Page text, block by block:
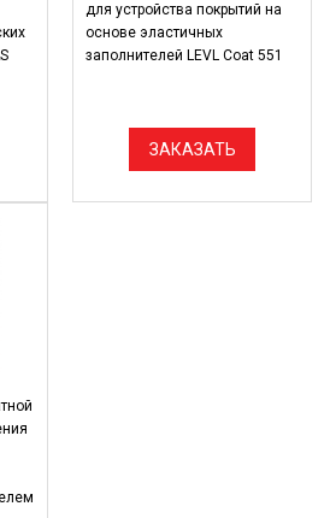
для устройства покрытий на
основе эластичных
заполнителей LEVL Coat 551
ЗАКАЗАТЬ